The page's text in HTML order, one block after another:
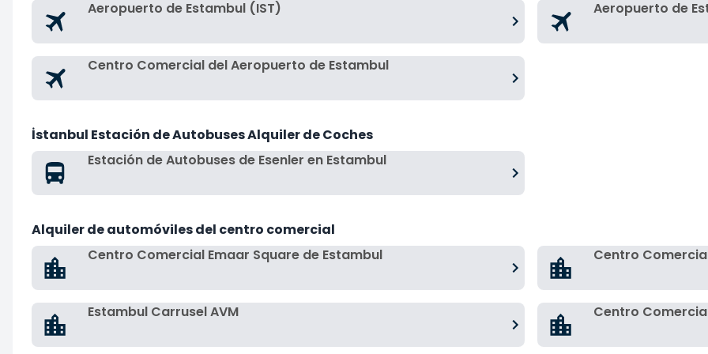
Aeropuerto de Estambul (IST) Aeropuerto de
Centro Comercial del Aeropuerto de Estambul
İstanbul Estación de Autobuses Alquiler de Coches
Estación de Autobuses de Esenler en Estambul
Alquiler de automóviles del centro comercial
Centro Comercial Emaar Square de Estambul
Centro
Estambul Carrusel AVM Centro